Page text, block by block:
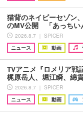
猫背のネイビーセゾン
のMV公開 「あっちい
2026.8.7 ｜ SPICER
ニュース
動画
TVアニメ『ロメリア戦
梶原岳人、堀江瞬、綿
2026.8.7 ｜ SPICER
ニュース
動画